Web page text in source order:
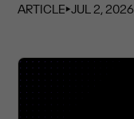
ARTICLE⏵JUL 2, 2026